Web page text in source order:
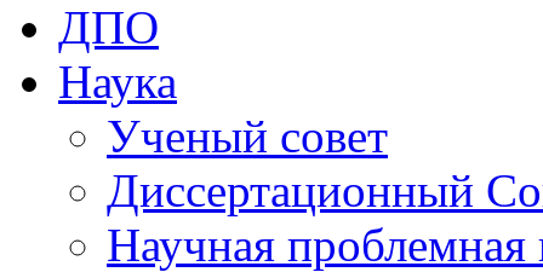
ДПО
Наука
Ученый совет
Диссертационный
Научная проблемная